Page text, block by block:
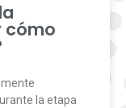
cómo
la etapa